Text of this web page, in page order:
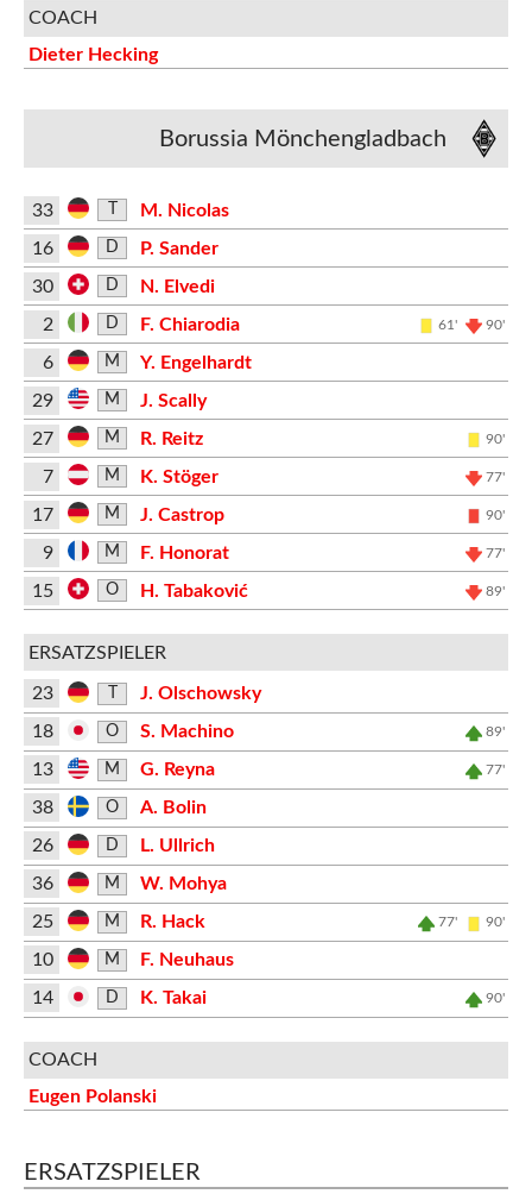
COACH
Dieter Hecking
Borussia Mönchengladbach
33
M. Nicolas
16
D
P. Sander
30
D
N. Elvedi
2
D F. Chiarodia 61' 90'
6 M
Y. Engelhardt
29
M
J. Scally
27
M R. Reitz 90'
7 M K. Stöger 77'
17 M J. Castrop 90'
9 M F. Honorat 77'
15 O H. Tabaković 89'
ERSATZSPIELER
23
J. Olschowsky
18
O S. Machino 89'
13 M G. Reyna 77'
38 O
A. Bolin
26
D
L. Ullrich
36
M
W. Mohya
25
M R. Hack 77' 90'
10 M
F. Neuhaus
14
D K. Takai 90'
COACH
Eugen Polanski
ERSATZSPIELER